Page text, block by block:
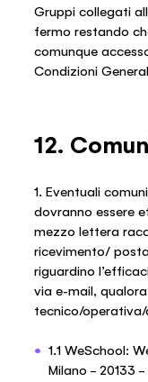
Gruppi collegati
fermo restando
comunque
Condizioni
12.
1. Eventuali
dovranno essere
mezzo lettera
ricevimento/
riguardino
via e-mail,
tecnico/operativa/
1.1 WeSchool:
Milano – 20133